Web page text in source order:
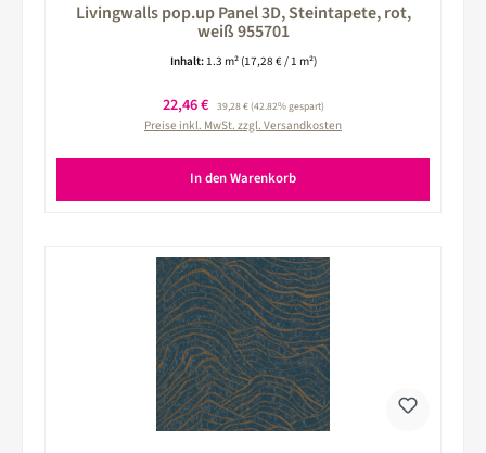
Livingwalls pop.up Panel 3D, Steintapete, rot,
weiß 955701
Inhalt: 1.3 m² (17,28 € / 1 m²)
Verkaufspreis:
22,46 € Regulärer Preis:
39,28 €(42.82% gespart)
Preise inkl. MwSt. zzgl. Versandkosten
In den Warenkorb